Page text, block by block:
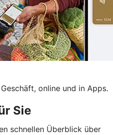
online und in Apps.
Sie
schnellen Überblick über